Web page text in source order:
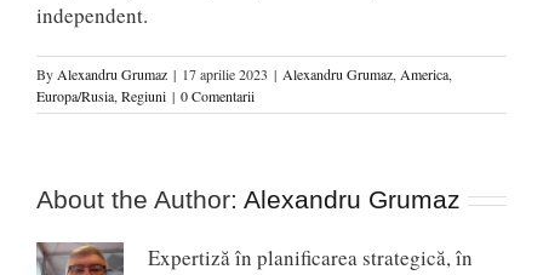
independent.
ByAlexandru Grumaz | 17 aprilie 2023 | Alexandru Grumaz,America,
Europa/Rusia,Regiuni | 0 Comentarii
About the Author: Alexandru Grumaz
Expertiză în planificarea strategică, în